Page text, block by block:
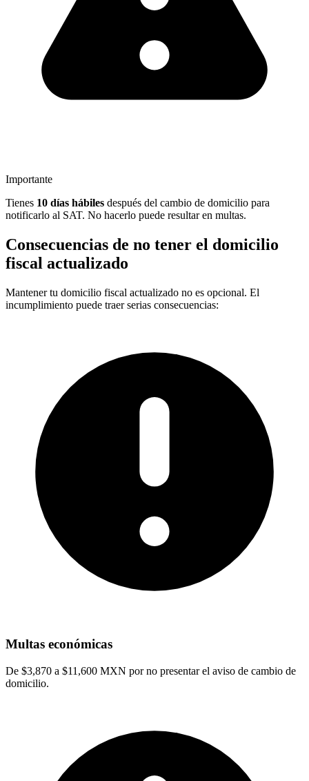
Importante
Tienes 10 días hábiles después del cambio de domicilio para
notificarlo al SAT. No hacerlo puede resultar en multas.
Consecuencias de no tener el domicilio
fiscal actualizado
Mantener tu domicilio fiscal actualizado no es opcional. El
incumplimiento puede traer serias consecuencias:
Multas económicas
De $3,870 a $11,600 MXN por no presentar el aviso de cambio de
domicilio.